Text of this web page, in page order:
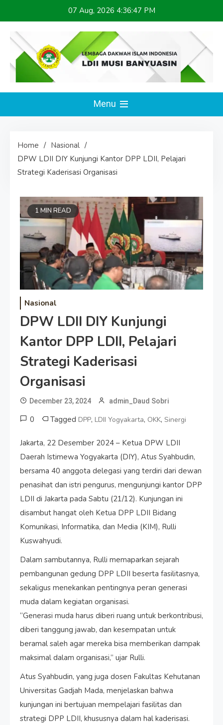
to
content
07 Aug, 2026 4:36:47 PM
LDII MUSI BANYUASIN
Menu
Home
Nasional
DPW LDII DIY Kunjungi Kantor DPP LDII, Pelajari
Strategi Kaderisasi Organisasi
1 MIN READ
Nasional
DPW LDII DIY Kunjungi
Kantor DPP LDII, Pelajari
Strategi Kaderisasi
Organisasi
December 23, 2024 admin_Daud Sobri
0 Tagged DPP, LDII Yogyakarta, OKK, Sinergi
Jakarta, 22 Desember 2024 – Ketua DPW LDII
Daerah Istimewa Yogyakarta (DIY), Atus Syahbudin,
bersama 40 anggota delegasi yang terdiri dari dewan
penasihat dan istri pengurus, mengunjungi kantor DPP
LDII di Jakarta pada Sabtu (21/12). Kunjungan ini
disambut hangat oleh Ketua DPP LDII Bidang
Komunikasi, Informatika, dan Media (KIM), Rulli
Kuswahyudi.
Dalam sambutannya, Rulli memaparkan sejarah
pembangunan gedung DPP LDII beserta fasilitasnya,
sekaligus menekankan pentingnya peran generasi
muda dalam kegiatan organisasi.
“Generasi muda harus diberi ruang untuk berkontribusi,
diberi tanggung jawab, dan kesempatan untuk
beramal saleh agar mereka bisa memberikan dampak
maksimal dalam organisasi,” ujar Rulli.
Atus Syahbudin, yang juga dosen Fakultas Kehutanan
Universitas Gadjah Mada, menjelaskan bahwa
kunjungan ini bertujuan mempelajari fasilitas dan
strategi DPP LDII, khususnya dalam hal kaderisasi.